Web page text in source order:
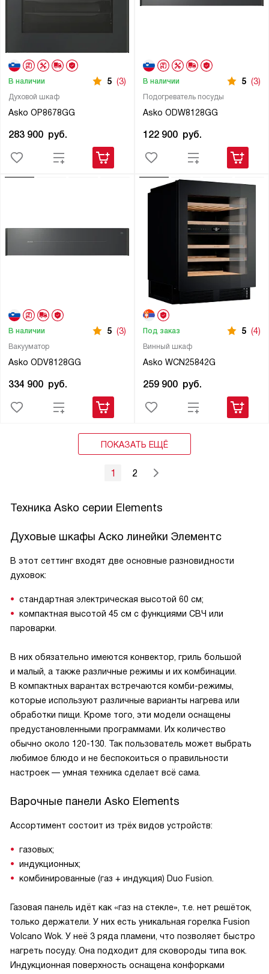
Духовой шкаф
Asko OP8678GG
В наличии 5 (3)
283 900 руб.
Подогреватель посуды
Asko ODW8128GG
В наличии 5 (3)
122 900 руб.
Вакууматор
Asko ODV8128GG
В наличии 5 (3)
334 900 руб.
Винный шкаф
Asko WCN25842G
Под заказ 5 (4)
259 900 руб.
ПОКАЗАТЬ ЕЩЁ
1 2
Техника Asko серии Elements
Духовые шкафы Аско линейки Элементс
В этот сеттинг входят две основные разновидности
духовок:
стандартная электрическая высотой 60 см;
компактная высотой 45 см с функциями СВЧ или
пароварки.
В них обязательно имеются конвектор, гриль большой
и малый, а также различные режимы и их комбинации.
В компактных варантах встречаются комби-режимы,
которые используют различные варианты нагрева или
обработки пищи. Кроме того, эти модели оснащены
предустановленными программами. Их количество
обычно около 120-130. Так пользователь может выбрать
любимое блюдо и не беспокоиться о правильности
настроек — умная техника сделает всё сама.
Варочные панели Asko Elements
Ассортимент состоит из трёх видов устройств:
газовых;
индукционных;
комбинированные (газ + индукция) Duo Fusion.
Газовая панель идёт как «газ на стекле», т.е. нет решёток,
только держатели. У них есть уникальная горелка Fusion
Volcano Wok. У неё 3 ряда пламени, что позволяет быстро
нагреть посуду. Она подходит для сковороды типа вок.
Индукционная поверхность оснащена конфорками